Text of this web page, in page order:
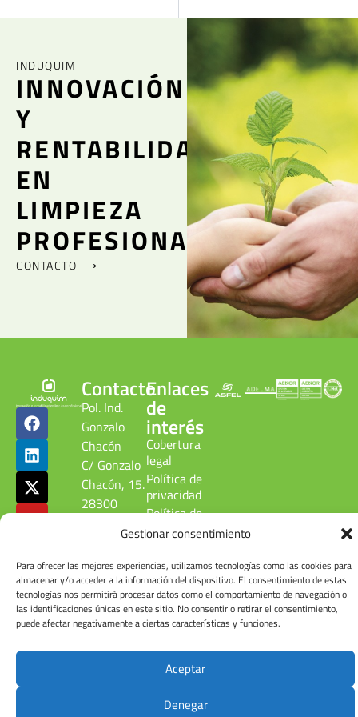
Gestionar consentimiento
Para ofrecer las mejores experiencias, utilizamos tecnologías como las cookies para
almacenar y/o acceder a la información del dispositivo. El consentimiento de estas
tecnologías nos permitirá procesar datos como el comportamiento de navegación o
las identificaciones únicas en este sitio. No consentir o retirar el consentimiento,
puede afectar negativamente a ciertas características y funciones.
Aceptar
Denegar
INDUQUIM
INNOVACIÓN
Y
RENTABILIDAD
EN
LIMPIEZA
PROFESIONAL
CONTACTO ⟶
Contacto
Pol. Ind.
Gonzalo
Chacón
C/ Gonzalo
Chacón, 15.
28300
ESPAÑA
Tel: +34
918 090
215
Enlaces
de
interés
Cobertura
legal
Política de
privacidad
Política de
calidad
ambiental
Canal
denuncias
Cuenta de
usuario
© Induquim2026